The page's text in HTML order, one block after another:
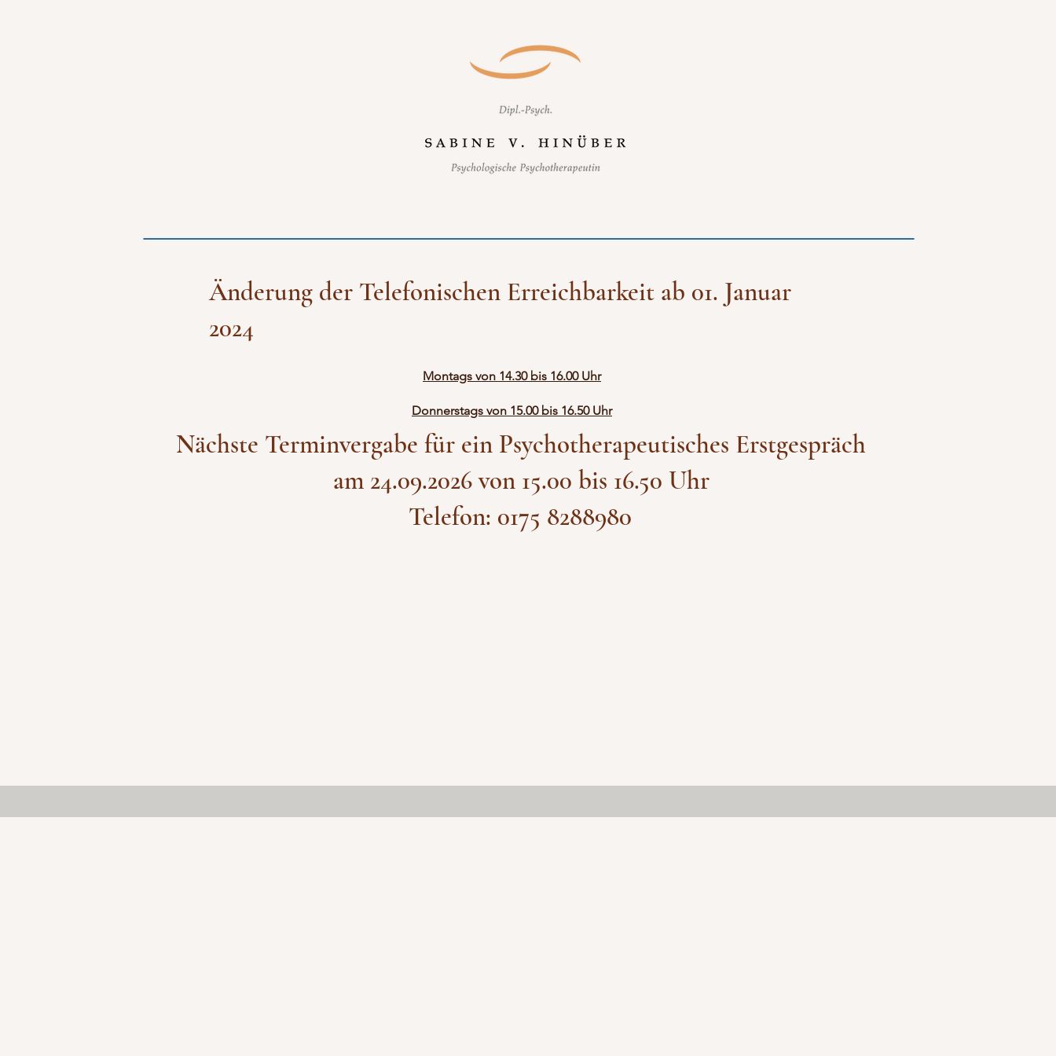
Änderung der Telefonischen Erreichbarkeit ab 01. Januar
2024
Montags von 14.30 bis 16.00 Uhr
Donnerstags von 15.00 bis 16.50 Uhr
Nächste Terminvergabe für ein Psychotherapeutisches Erstgespräch
am 24.09.2026 von 15.00 bis 16.50 Uhr
Telefon: 0175 8288980